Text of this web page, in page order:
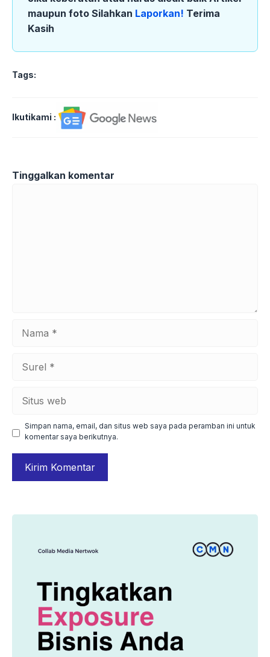
maupun foto Silahkan Laporkan! Terima
Kasih
Tags:
Ikutikami :
Tinggalkan komentar
web
Simpan nama, email, dan situs web saya pada peramban ini untuk
komentar saya berikutnya.